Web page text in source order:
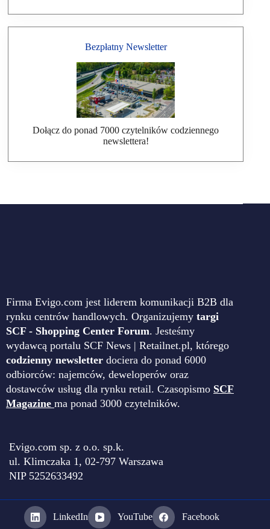
Bezpłatny Newsletter
Dołącz do ponad 7000 czytelników codziennego
newslettera!
Firma Evigo.com jest liderem komunikacji B2B dla
rynku centrów handlowych. Organizujemy targi
SCF - Shopping Center Forum. Jesteśmy
wydawcą portalu SCF News | Retailnet.pl, którego
codzienny newsletter dociera do ponad 6000
odbiorców: najemców, deweloperów oraz
dostawców usług dla rynku retail. Czasopismo SCF
Magazine ma ponad 3000 czytelników.
Evigo.com sp. z o.o. sp.k.
ul. Klimczaka 1, 02-797 Warszawa
NIP 5252633492
LinkedIn YouTube Facebook